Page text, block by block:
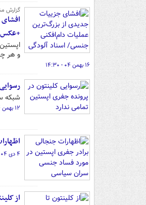
گزارش
+عکس
و هر
۱۶ بهمن ۰۴ - ۱۴:۳۰
شبکه
۱۲ بهمن ۰۴ - ۱۷:۵۸
۴ دی ۰۴ - ۱۷:۵۸
از